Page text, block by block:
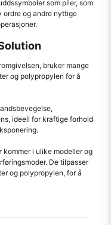
som piler, som
ordre og andre nyttige
bruker mange
og polypropylen for å
ideell for kraftige forhold
kommer i ulike modeller og
De tilpasser
og polypropylen, for å